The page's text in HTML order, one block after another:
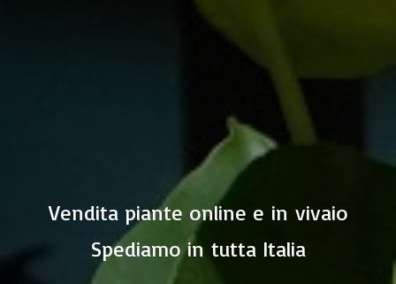
Vendita piante online e in vivaio
Spediamo in tutta Italia